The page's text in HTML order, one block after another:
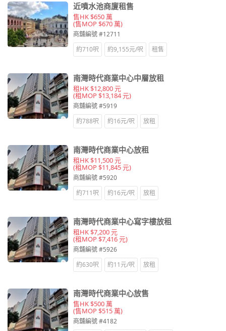
近噴水池商廈租售
售HK $650 萬
(售MOP $670 萬)
商舖編號 #12711
約710呎
約9,155元/呎 租售
南灣時代商業中心中層放租
租HK $12,800 元
(租MOP $13,184 元)
商舖編號 #5919
約788呎
約16元/呎 放租
南灣時代商業中心放租
租HK $11,500 元
(租MOP $11,845 元)
商舖編號 #5920
約711呎
約16元/呎 放租
南灣時代商業中心寫字樓放租
租HK $7,200 元
(租MOP $7,416 元)
商舖編號 #5926
約630呎
約11元/呎 放租
南灣時代商業中心放售
售HK $500 萬
(售MOP $515 萬)
商舖編號 #4182